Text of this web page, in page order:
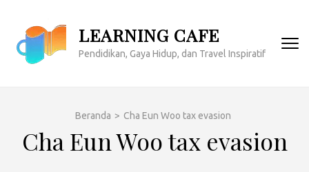
konten
(Tekan
LEARNING CAFE
Pendidikan, Gaya Hidup, dan Travel Inspiratif
Beranda > Cha Eun Woo tax evasion
Cha Eun Woo tax evasion